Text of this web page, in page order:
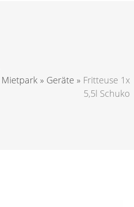
Mietpark » Geräte » Fritteuse 1x
5,5l Schuko